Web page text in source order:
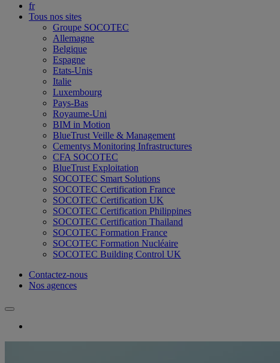
fr
Tous nos sites
Groupe SOCOTEC
Allemagne
Belgique
Espagne
Etats-Unis
Italie
Luxembourg
Pays-Bas
Royaume-Uni
BIM in Motion
BlueTrust Veille & Management
Cementys Monitoring Infrastructures
CFA SOCOTEC
BlueTrust Exploitation
SOCOTEC Smart Solutions
SOCOTEC Certification France
SOCOTEC Certification UK
SOCOTEC Certification Philippines
SOCOTEC Certification Thailand
SOCOTEC Formation France
SOCOTEC Formation Nucléaire
SOCOTEC Building Control UK
Contactez-nous
Nos agences